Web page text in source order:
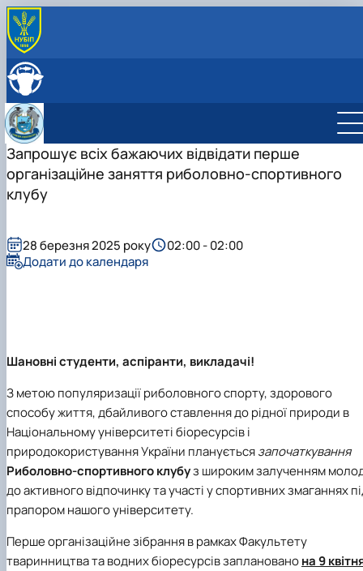
ПРО КАФЕДРУ
ОСВІТНЯ ДІЯЛЬНІСТЬ
Навчальні лабораторії
Сертифікатні курси
Фотогалерея
НАУКОВА ДІЯЛЬНІСТЬ
Наукова робота
Дорадча діяльність
Наукові гуртки
МІЖНАРОДНА ДІЯЛЬНІСТЬ
Запрошує всіх бажаючих відвідати перше
організаційне заняття риболовно-спортивного
клубу
Шановні студенти, аспіранти, викладачі!
З метою популяризації риболовного спорту, здорового
способу життя, дбайливого ставлення до рідної природи в
Національному університеті біоресурсів і
природокористування України плануєтьсязапочаткування
Риболовно-спортивного клубуз широким залученням
до активного відпочинку та участі у спортивних змаганнях
прапором нашого університету.
Перше організаційне зібрання в рамках Факультету
тваринництва та водних біоресурсів запланованона 9
28 березня 2025 року
02:00 - 02:00
Додати до календаря